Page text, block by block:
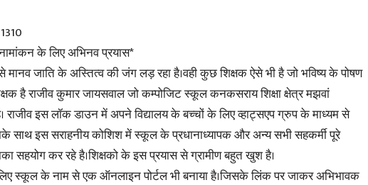
News,
Latest
नामांकन के लिए अभिनव प्रयास*
से मानव जाति के अस्तित्व की जंग लड़ रहा है।वही कुछ शिक्षक ऐसे भी है जो भविष्य के पोषण
है राजीव कुमार जायसवाल जो कम्पोजिट स्कूल कनकसराय शिक्षा क्षेत्र मझवां
राजीव इस लॉक डाउन में अपने विद्यालय के बच्चों के लिए व्हाट्सएप ग्रुप के माध्यम से
साथ इस सराहनीय कोशिश में स्कूल के प्रधानाध्यापक और अन्य सभी सहकर्मी पूरे
सहयोग कर रहे है।शिक्षको के इस प्रयास से ग्रामीण बहुत खुश है।
स्कूल के नाम से एक ऑनलाइन पोर्टल भी बनाया है।जिसके लिंक पर जाकर अभिभावक